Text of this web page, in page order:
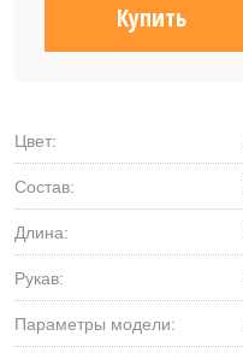
Купить
Цвет:
Состав:
Длина:
Рукав:
Параметры модели: